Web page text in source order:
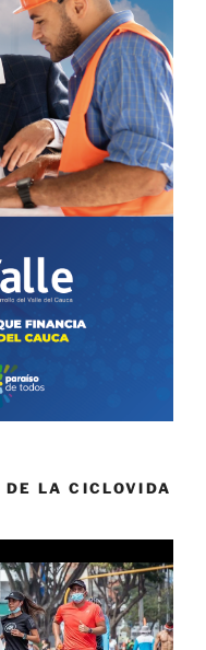
DE LA CICLOVIDA